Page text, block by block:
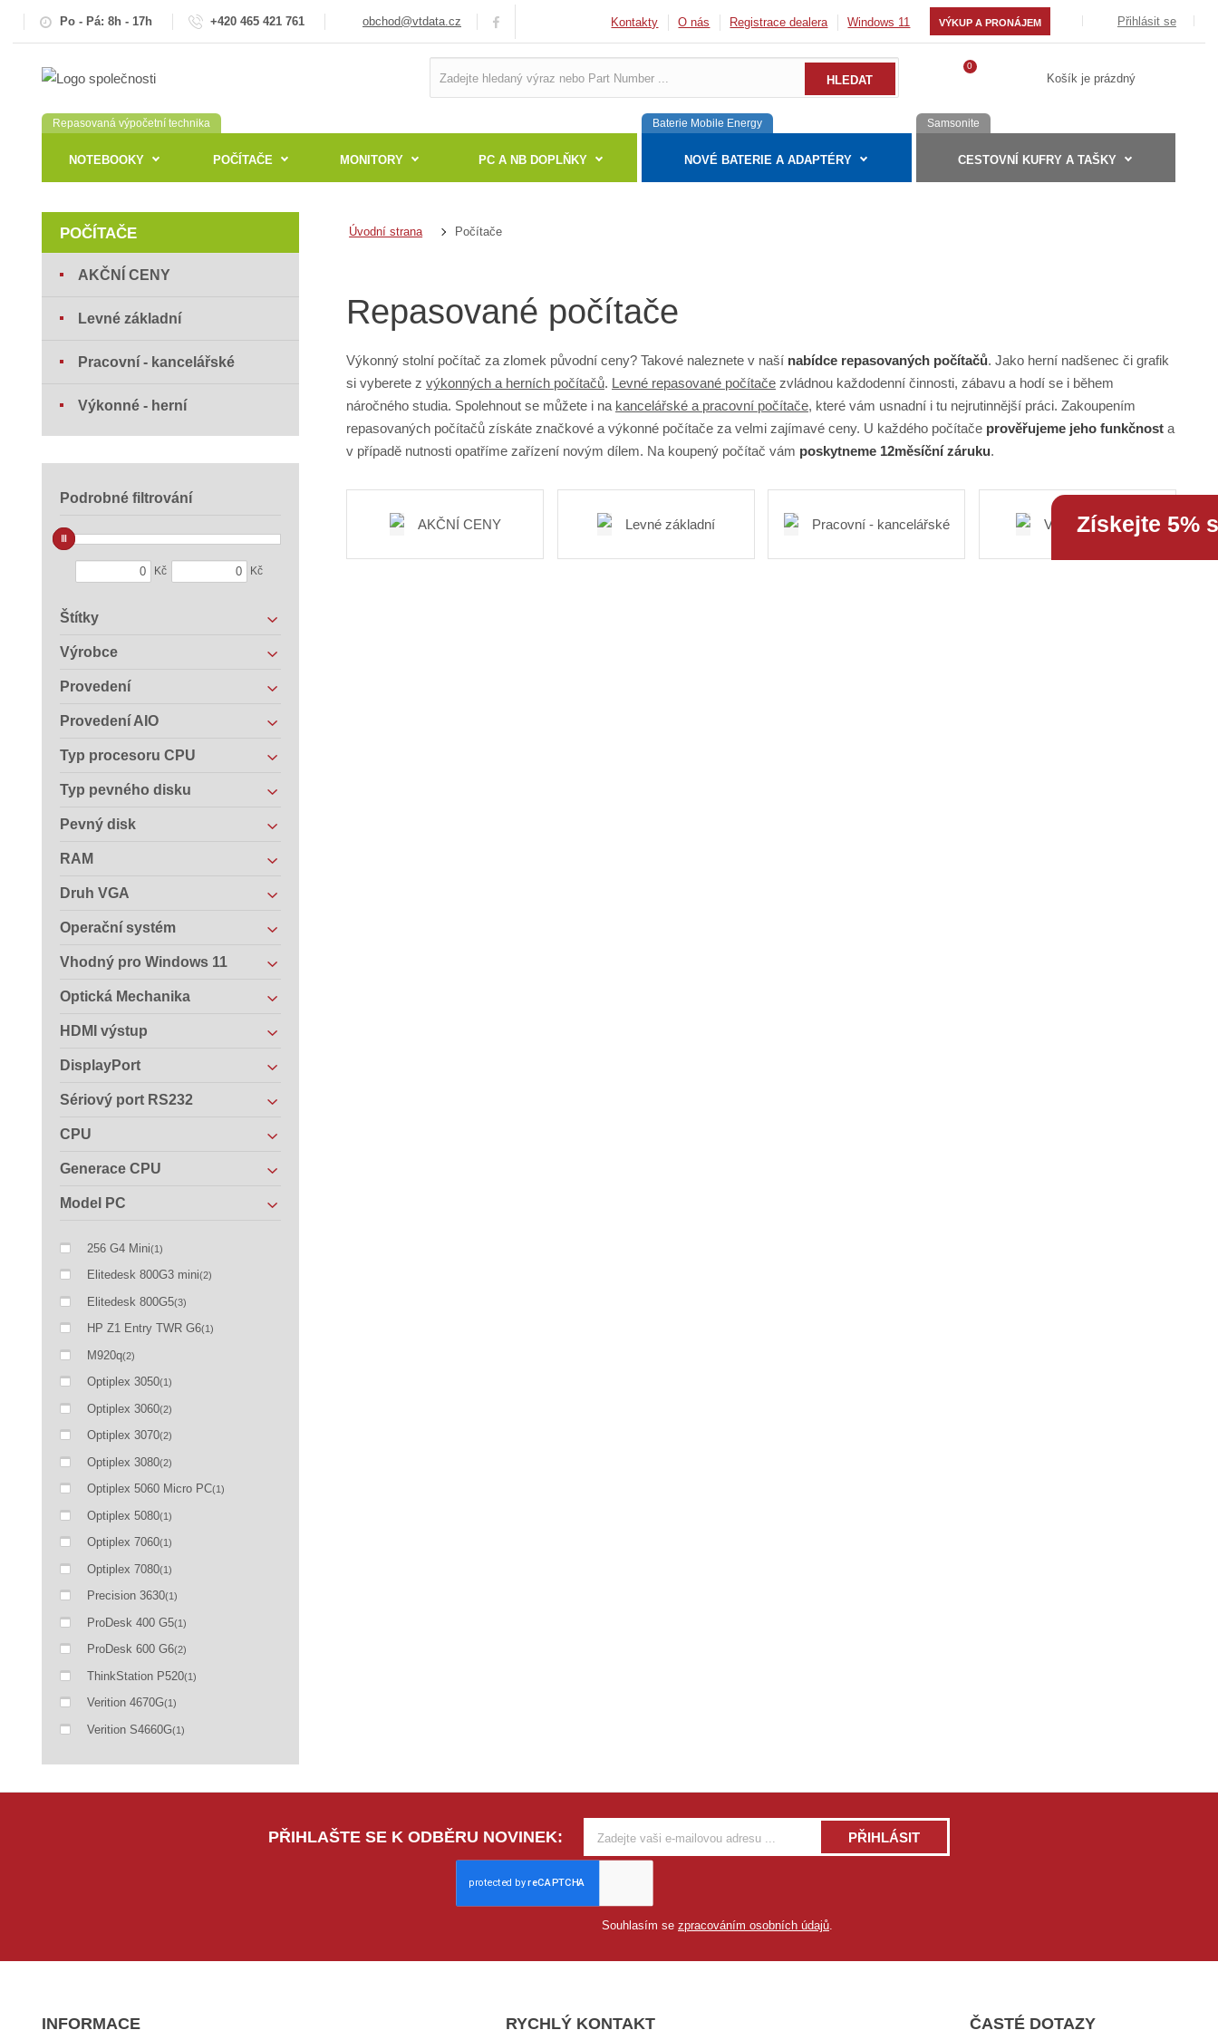
Po - Pá: 8h - 17h +420 465 421 761 obchod@vtdata.cz Kontakty O nás Registrace dealera Windows 11 VÝKUP A PRONÁJEM Přihlásit se
0
Košík je prázdný
Repasovaná výpočetní technika
NOTEBOOKY POČÍTAČE MONITORY PC A NB DOPLŇKY
Baterie Mobile Energy
NOVÉ BATERIE A ADAPTÉRY
Samsonite
CESTOVNÍ KUFRY A TAŠKY
Úvodní strana Počítače
Repasované počítače
Výkonný stolní počítač za zlomek původní ceny? Takové naleznete v naší nabídce repasovaných počítačů. Jako herní nadšenec či grafik
si vyberete z výkonných a herních počítačů. Levné repasované počítače zvládnou každodenní činnosti, zábavu a hodí se i během
náročného studia. Spolehnout se můžete i na kancelářské a pracovní počítače, které vám usnadní i tu nejrutinnější práci. Zakoupením
repasovaných počítačů získáte značkové a výkonné počítače za velmi zajímavé ceny. U každého počítače prověřujeme jeho funkčnost a
v případě nutnosti opatříme zařízení novým dílem. Na koupený počítač vám poskytneme 12měsíční záruku.
AKČNÍ CENY Levné základní Pracovní - kancelářské Výkonné - herní
POČÍTAČE
AKČNÍ CENY
Levné základní
Pracovní - kancelářské
Výkonné - herní
Podrobné filtrování
Kč Kč
Štítky
Výrobce
Provedení
Provedení AIO
Typ procesoru CPU
Typ pevného disku
Pevný disk
RAM
Druh VGA
Operační systém
Vhodný pro Windows 11
Optická Mechanika
HDMI výstup
DisplayPort
Sériový port RS232
CPU
Generace CPU
Model PC
256 G4 Mini(1)
Elitedesk 800G3 mini(2)
Elitedesk 800G5(3)
HP Z1 Entry TWR G6(1)
M920q(2)
Optiplex 3050(1)
Optiplex 3060(2)
Optiplex 3070(2)
Optiplex 3080(2)
Optiplex 5060 Micro PC(1)
Optiplex 5080(1)
Optiplex 7060(1)
Optiplex 7080(1)
Precision 3630(1)
ProDesk 400 G5(1)
ProDesk 600 G6(2)
ThinkStation P520(1)
Verition 4670G(1)
Verition S4660G(1)
PŘIHLAŠTE SE K ODBĚRU NOVINEK: PŘIHLÁSIT
Souhlasím se zpracováním osobních údajů.
INFORMACE
Získejte 5%
RYCHLÝ KONTAKT ČASTÉ DOTAZY